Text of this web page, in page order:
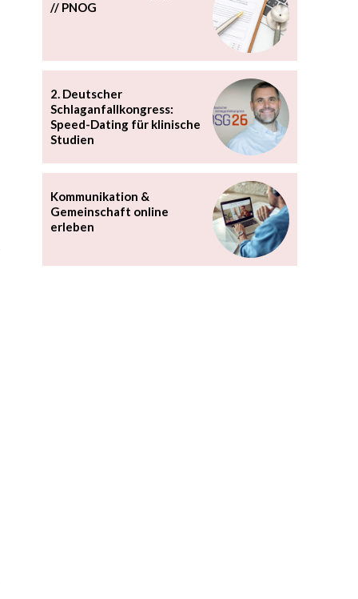
// PNOG
2. Deutscher
Schlaganfallkongress:
Speed-Dating für klinische
Studien
Kommunikation &
Gemeinschaft online
erleben